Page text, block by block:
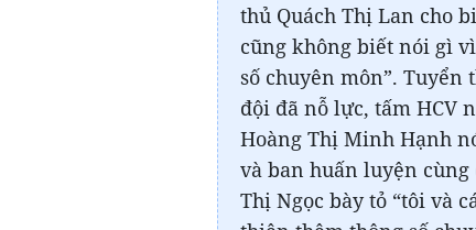
thủ Quách Thị Lan cho
cũng không biết nói gì
số chuyên môn”. Tuyển
đội đã nỗ lực, tấm HCV
Hoàng Thị Minh Hạnh
và ban huấn luyện cùng
Thị Ngọc bày tỏ “tôi và